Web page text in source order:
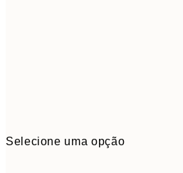
Selecione uma opção